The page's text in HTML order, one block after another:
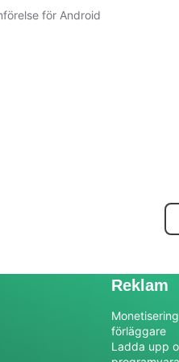
för Android
Reklam
förläggare
Ladda upp